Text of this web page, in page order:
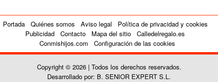
Portada Quiénes somos Aviso legal
Política de privacidad y cookies
Publicidad
Contacto Mapa del sitio
Calledelregalo.es
Conmishijos.com
Configuración de las cookies
Copyright © 2026 | Todos los derechos reservados.
Desarrollado por: B. SENIOR EXPERT S.L.